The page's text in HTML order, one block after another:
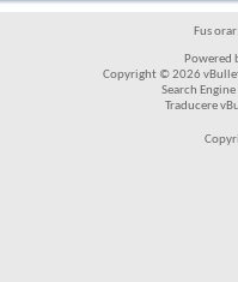
Fus
Powered
Copyright © 2026
Search
Traducere